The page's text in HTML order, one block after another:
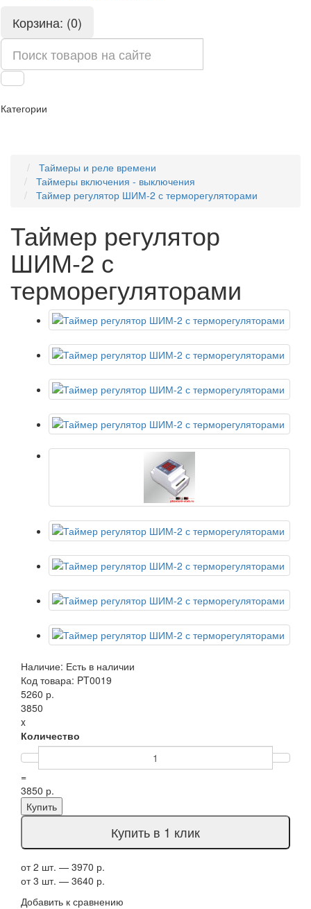
Корзина: (0)
Категории
Таймеры и реле времени
Таймеры включения - выключения
Таймер регулятор ШИМ-2 с терморегуляторами
Таймер регулятор
ШИМ-2 с
терморегуляторами
Наличие: Есть в наличии
Код товара: PT0019
5260 р.
3850
x
Количество
=
3850 р.
Купить
Купить в 1 клик
от 2 шт. — 3970 р.
от 3 шт. — 3640 р.
Добавить к сравнению